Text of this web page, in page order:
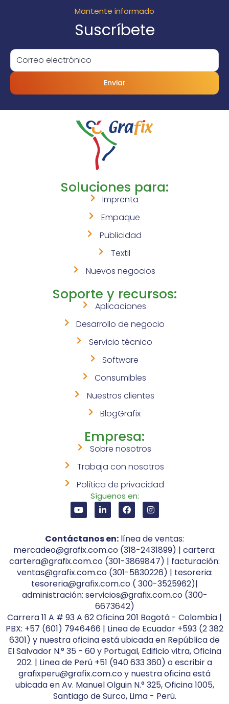
Mantente informado
Suscríbete
Enviar
Soluciones para:
Imprenta
Empaque
Publicidad
Textil
Nuevos negocios
Soporte y recursos:
Aplicaciones
Desarrollo de negocio
Servicio técnico
Software
Consumibles
Nuestros clientes
BlogGrafix
Empresa:
Sobre nosotros
Trabaja con nosotros
Política de privacidad
Síguenos en:
Contáctanos en: línea de ventas:
mercadeo@grafix.com.co (318-2431899) | cartera:
cartera@grafix.com.co (301-3869847) | facturación:
ventas@grafix.com.co (301-5830226) | tesoreria:
tesoreria@grafix.com.co ( 300-3525962)|
administración: servicios@grafix.com.co (300-
6673642)
Carrera 11 A # 93 A 62 Oficina 201 Bogotá - Colombia |
PBX: +57 (601) 7946466 | Linea de Ecuador +593 (2 382
6301) y nuestra oficina está ubicada en República de
El Salvador N.° 35 - 60 y Portugal, Edificio vitra, Oficina
202. | Linea de Perú +51 (940 633 360) o escribir a
grafixperu@grafix.com.co y nuestra oficina está
ubicada en Av. Manuel Olguin N.° 325, Oficina 1005,
Santiago de Surco, Lima - Perú.